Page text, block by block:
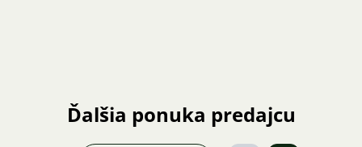
Ďalšia ponuka predajcu